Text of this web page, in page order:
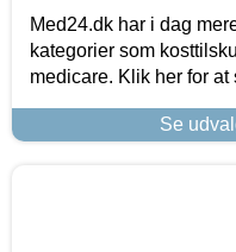
Med24.dk har i dag
kategorier som
medicare. Klik her for at
Se